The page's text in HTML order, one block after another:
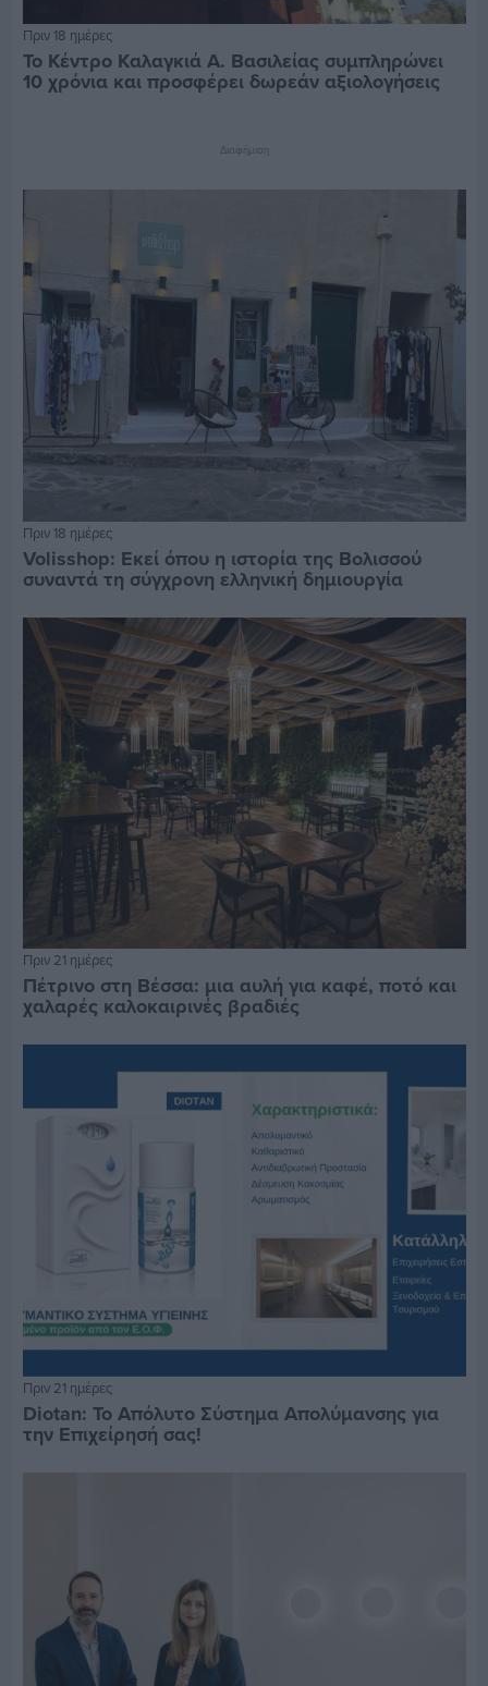
Πριν 18 ημέρες
Το Κέντρο Καλαγκιά Α. Βασιλείας συμπληρώνει
10 χρόνια και προσφέρει δωρεάν αξιολογήσεις
Διαφήμιση
Πριν 18 ημέρες
Volisshop: Εκεί όπου η ιστορία της Βολισσού
συναντά τη σύγχρονη ελληνική δημιουργία
Πριν 21 ημέρες
Πέτρινο στη Βέσσα: μια αυλή για καφέ, ποτό και
χαλαρές καλοκαιρινές βραδιές
Πριν 21 ημέρες
Diotan: Το Απόλυτο Σύστημα Απολύμανσης για
την Επιχείρησή σας!